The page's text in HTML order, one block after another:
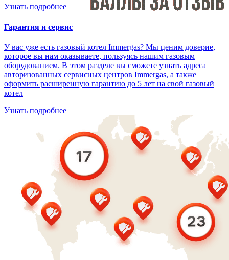
Узнать подробнее
Гарантия и сервис
У вас уже есть газовый котел Immergas? Мы ценим доверие,
которое вы нам оказываете, пользуясь нашим газовым
оборудованием. В этом разделе вы сможете узнать адреса
авторизованных сервисных центров Immergas, а также
оформить расширенную гарантию до 5 лет на свой газовый
котел
Узнать подробнее